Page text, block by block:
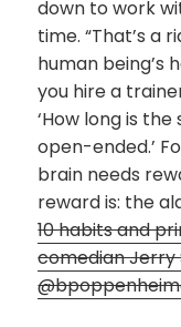
down to work
time. “That’s a
human being’s
you hire a
‘How long is the
open-ended.’
brain needs
reward is: the
10 habits and
comedian Jerry